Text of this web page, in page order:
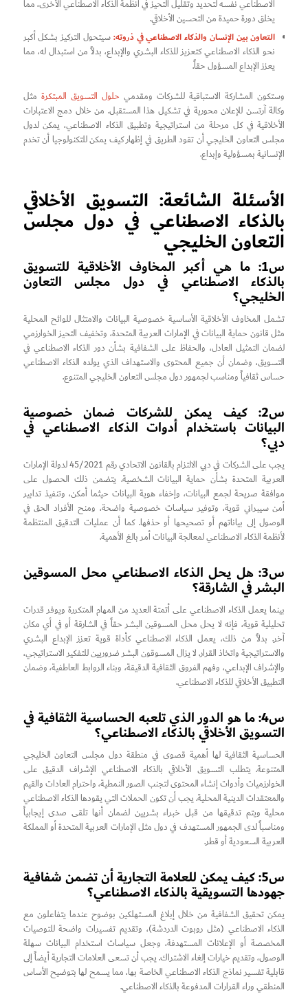
الاصطناعي نفسه لتحديد وتقليل التحيز في أنظمة الذكاء الاصطناعي الأخرى، مما
يخلق دورة حميدة من التحسين الأخلاقي.
التعاون بين الإنسان والذكاء الاصطناعي في ذروته:سيتحول التركيز بشكل أكبر
نحو الذكاء الاصطناعي كتعزيز للذكاء البشري والإبداع، بدلاً من استبدال له، مما
يعزز الإبداع المسؤول حقاً.
وستكون المشاركة الاستباقية للشركات ومقدمي حلول التسويق المبتكرة مثل
وكالة آرتسن للإعلان محورية في تشكيل هذا المستقبل. من خلال دمج الاعتبارات
الأخلاقية في كل مرحلة من استراتيجية وتطبيق الذكاء الاصطناعي، يمكن لدول
مجلس التعاون الخليجي أن تقود الطريق في إظهار كيف يمكن للتكنولوجيا أن تخدم
الإنسانية بمسؤولية وإبداع.
الأسئلة الشائعة: التسويق الأخلاقي
بالذكاء الاصطناعي في دول مجلس
التعاون الخليجي
س1: ما هي أكبر المخاوف الأخلاقية للتسويق
بالذكاء الاصطناعي في دول مجلس التعاون
الخليجي؟
تشمل المخاوف الأخلاقية الأساسية خصوصية البيانات والامتثال للوائح المحلية
مثل قانون حماية البيانات في الإمارات العربية المتحدة، وتخفيف التحيز الخوارزمي
لضمان التمثيل العادل، والحفاظ على الشفافية بشأن دور الذكاء الاصطناعي في
التسويق، وضمان أن جميع المحتوى والاستهداف الذي يولده الذكاء الاصطناعي
حساس ثقافياً ومناسب لجمهور دول مجلس التعاون الخليجي المتنوع.
س2: كيف يمكن للشركات ضمان خصوصية
البيانات باستخدام أدوات الذكاء الاصطناعي في
دبي؟
يجب على الشركات في دبي الالتزام بالقانون الاتحادي رقم 45/2021 لدولة الإمارات
العربية المتحدة بشأن حماية البيانات الشخصية. يتضمن ذلك الحصول على
موافقة صريحة لجمع البيانات، وإخفاء هوية البيانات حيثما أمكن، وتنفيذ تدابير
أمن سيبراني قوية، وتوفير سياسات خصوصية واضحة، ومنح الأفراد الحق في
الوصول إلى بياناتهم أو تصحيحها أو حذفها. كما أن عمليات التدقيق المنتظمة
لأنظمة الذكاء الاصطناعي لمعالجة البيانات أمر بالغ الأهمية.
س3: هل يحل الذكاء الاصطناعي محل المسوقين
البشر في الشارقة؟
بينما يعمل الذكاء الاصطناعي على أتمتة العديد من المهام المتكررة ويوفر قدرات
تحليلية قوية، فإنه لا يحل محل المسوقين البشر حقاً في الشارقة أو في أي مكان
آخر. بدلاً من ذلك، يعمل الذكاء الاصطناعي كأداة قوية تعزز الإبداع البشري
والاستراتيجية واتخاذ القرار. لا يزال المسوقون البشر ضروريين للتفكير الاستراتيجي،
والإشراف الإبداعي، وفهم الفروق الثقافية الدقيقة، وبناء الروابط العاطفية، وضمان
التطبيق الأخلاقي للذكاء الاصطناعي.
س4: ما هو الدور الذي تلعبه الحساسية الثقافية في
التسويق الأخلاقي بالذكاء الاصطناعي؟
الحساسية الثقافية لها أهمية قصوى في منطقة دول مجلس التعاون الخليجي
المتنوعة. يتطلب التسويق الأخلاقي بالذكاء الاصطناعي الإشراف الدقيق على
الخوارزميات وأدوات إنشاء المحتوى لتجنب الصور النمطية، واحترام العادات والقيم
والمعتقدات الدينية المحلية. يجب أن تكون الحملات التي يقودها الذكاء الاصطناعي
محلية ويتم تدقيقها من قبل خبراء بشريين لضمان أنها تلقى صدى إيجابياً
ومناسباً لدى الجمهور المستهدف في دول مثل الإمارات العربية المتحدة أو المملكة
العربية السعودية أو قطر.
س5: كيف يمكن للعلامة التجارية أن تضمن شفافية
جهودها التسويقية بالذكاء الاصطناعي؟
يمكن تحقيق الشفافية من خلال إبلاغ المستهلكين بوضوح عندما يتفاعلون مع
الذكاء الاصطناعي (مثل روبوت الدردشة)، وتقديم تفسيرات واضحة للتوصيات
المخصصة أو الإعلانات المستهدفة، وجعل سياسات استخدام البيانات سهلة
الوصول، وتقديم خيارات إلغاء الاشتراك. يجب أن تسعى العلامات التجارية أيضاً إلى
قابلية تفسير نماذج الذكاء الاصطناعي الخاصة بها، مما يسمح لها بتوضيح الأساس
المنطقي وراء القرارات المدفوعة بالذكاء الاصطناعي.